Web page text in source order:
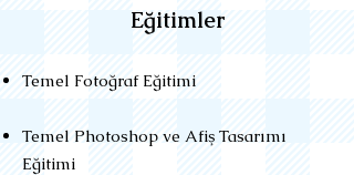
Eğitimler
Temel Fotoğraf Eğitimi
Temel Photoshop ve Afiş Tasarımı
Eğitimi